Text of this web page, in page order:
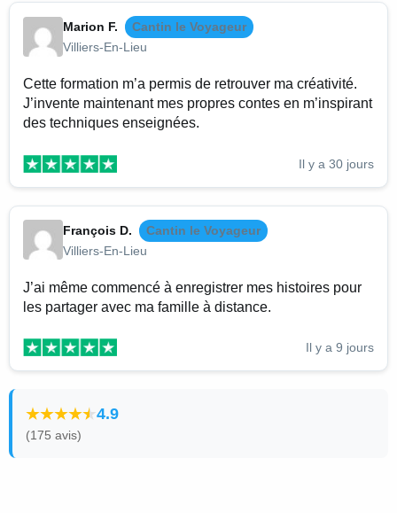
Marion F.
Cantin le Voyageur
Villiers-En-Lieu
Cette formation m’a permis de retrouver ma créativité.
J’invente maintenant mes propres contes en m’inspirant
des techniques enseignées.
Il y a 30 jours
François D.
Cantin le Voyageur
Villiers-En-Lieu
J’ai même commencé à enregistrer mes histoires pour
les partager avec ma famille à distance.
Il y a 9 jours
4.9
(175 avis)